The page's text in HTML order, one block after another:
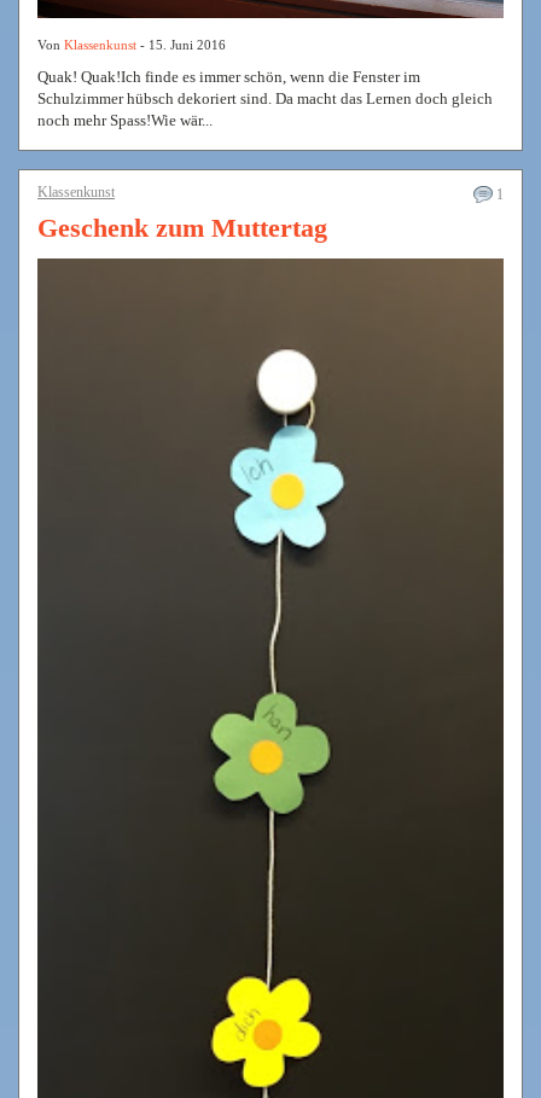
Von Klassenkunst - 15. Juni 2016
Quak! Quak!Ich finde es immer schön, wenn die Fenster im
Schulzimmer hübsch dekoriert sind. Da macht das Lernen doch gleich
noch mehr Spass!Wie wär...
1
Klassenkunst
Geschenk zum Muttertag